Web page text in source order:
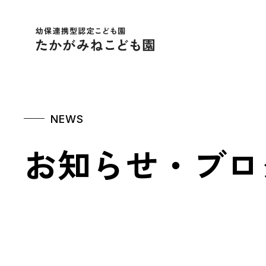
幼保連携型認定こど
NEWS
お知らせ・ブ